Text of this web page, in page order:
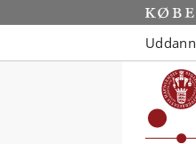
Start